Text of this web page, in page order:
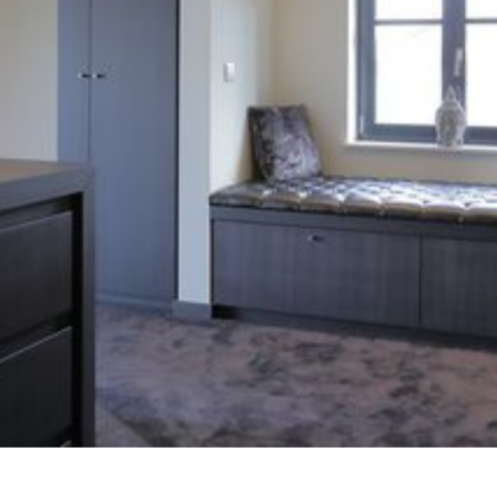
intérieur parfaitement structuré. Habitués à vivre dans
une maison au style traditionnel, ils souhaitaient en
faire évoluer l’atmosphère sans en renier l’identité.
Plus qu’une rénovation lourde, l’intervention de Home
Design s’inscrit dans une démarche d’habillage global,
où chaque espace est repensé à travers le mobilier sur
mesure, sans modifier la structure existante du
bâtiment.
L’enjeu était clair : moderniser l’ensemble tout en
s’oriente ainsi vers un classique revisité, élégant et
intemporel, loin d’un registre contemporain radical.